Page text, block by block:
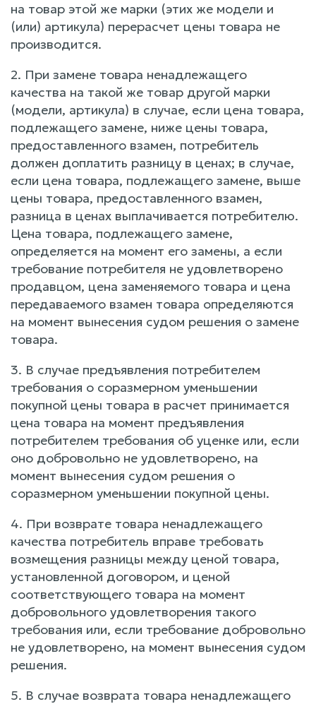
на товар этой же марки (этих же модели и
(или) артикула) перерасчет цены товара не
производится.
2. При замене товара ненадлежащего
качества на такой же товар другой марки
(модели, артикула) в случае, если цена товара,
подлежащего замене, ниже цены товара,
предоставленного взамен, потребитель
должен доплатить разницу в ценах; в случае,
если цена товара, подлежащего замене, выше
цены товара, предоставленного взамен,
разница в ценах выплачивается потребителю.
Цена товара, подлежащего замене,
определяется на момент его замены, а если
требование потребителя не удовлетворено
продавцом, цена заменяемого товара и цена
передаваемого взамен товара определяются
на момент вынесения судом решения о замене
товара.
3. В случае предъявления потребителем
требования о соразмерном уменьшении
покупной цены товара в расчет принимается
цена товара на момент предъявления
потребителем требования об уценке или, если
оно добровольно не удовлетворено, на
момент вынесения судом решения о
соразмерном уменьшении покупной цены.
4. При возврате товара ненадлежащего
качества потребитель вправе требовать
возмещения разницы между ценой товара,
установленной договором, и ценой
соответствующего товара на момент
добровольного удовлетворения такого
требования или, если требование добровольно
не удовлетворено, на момент вынесения судом
решения.
5. В случае возврата товара ненадлежащего